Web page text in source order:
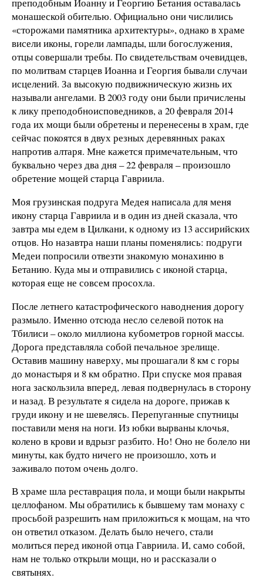
монашеской обителью. Официально они числились
«сторожами памятника архитектуры», однако в храме
висели иконы, горели лампады, шли богослужения,
отцы совершали требы. По свидетельствам очевидцев,
по молитвам старцев Иоанна и Георгия бывали случаи
исцелений. За высокую подвижническую жизнь их
называли ангелами. В 2003 году они были причислены
к лику преподобноисповедников, а 20 февраля 2014
года их мощи были обретены и перенесены в храм, где
сейчас покоятся в двух резных деревянных раках
напротив алтаря. Мне кажется примечательным, что
буквально через два дня – 22 февраля – произошло
обретение мощей старца Гавриила.
Моя грузинская подруга Медея написала для меня
икону старца Гавриила и в один из дней сказала, что
завтра мы едем в Цилкани, к одному из 13 ассирийских
отцов. Но назавтра наши планы поменялись: подруги
Медеи попросили отвезти знакомую монахиню в
Бетанию. Куда мы и отправились с иконой старца,
которая еще не совсем просохла.
После летнего катастрофического наводнения дорогу
размыло. Именно отсюда несло селевой поток на
Тбилиси – около миллиона кубометров горной массы.
Дорога представляла собой печальное зрелище.
Оставив машину наверху, мы прошагали 8 км с горы
до монастыря и 8 км обратно. При спуске моя правая
нога заскользила вперед, левая подвернулась в сторону
и назад. В результате я сидела на дороге, прижав к
груди икону и не шевелясь. Перепуганные спутницы
поставили меня на ноги. Из юбки вырваны клочья,
колено в крови и вдрызг разбито. Но! Оно не болело ни
минуты, как будто ничего не произошло, хоть и
заживало потом очень долго.
В храме шла реставрация пола, и мощи были накрыты
целлофаном. Мы обратились к бывшему там монаху с
просьбой разрешить нам приложиться к мощам, на что
он ответил отказом. Делать было нечего, стали
молиться перед иконой отца Гавриила. И, само собой,
нам не только открыли мощи, но и рассказали о
святынях.